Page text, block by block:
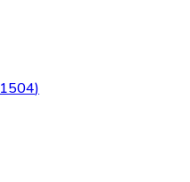
1504)